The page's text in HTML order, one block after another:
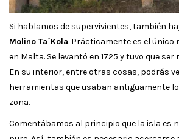
Si hablamos de supervivientes, también
Molino Ta´Kola. Prácticamente es el único
en Malta. Se levantó en 1725 y tuvo que
En su interior, entre otras cosas, podrás
herramientas que usaban antiguamente
zona.
Comentábamos al principio que la isla es